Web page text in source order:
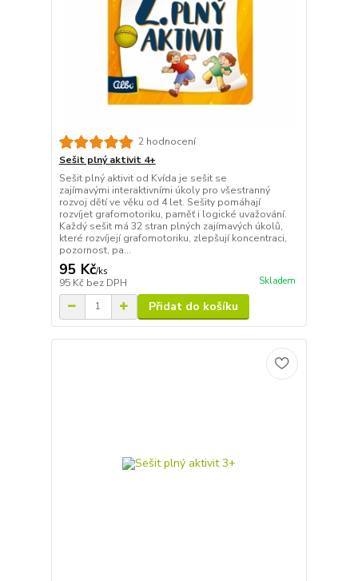
2 hodnocení
Sešit plný aktivit 4+
Sešit plný aktivit od Kvída je sešit se
zajímavými interaktivními úkoly pro všestranný
rozvoj dětí ve věku od 4 let. Sešity pomáhají
rozvíjet grafomotoriku, paměť i logické uvažování.
Každý sešit má 32 stran plných zajímavých úkolů,
které rozvíjejí grafomotoriku, zlepšují koncentraci,
pozornost, pa...
95 Kč/ks
95 Kč bez DPH Skladem
Přidat do košíku